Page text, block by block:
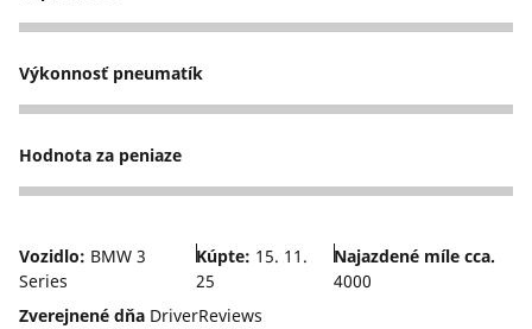
5
Výkonnosť pneumatík
5
Hodnota za peniaze
4
Vozidlo: BMW 3
Series
Kúpte: 15. 11.
25
Najazdené míle cca.
4000
Zverejnené dňa DriverReviews